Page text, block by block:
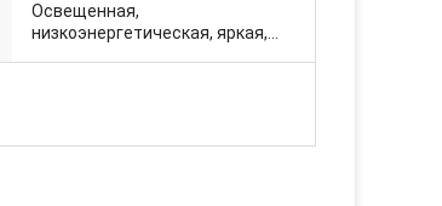
Освещенная,
низкоэнергетическая, яркая,